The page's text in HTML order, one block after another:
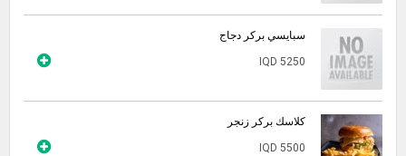
سبايسي بركر دجاج
IQD 5250
كلاسك بركر زنجر
IQD 5500